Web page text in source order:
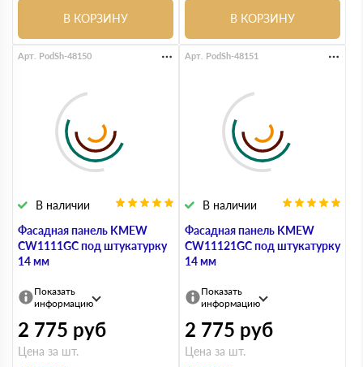
В КОРЗИНУ В КОРЗИНУ
Фасадная панель KMEW
CW1111GC под штукатурку
14 мм
В наличии
Арт. PodSh-48150
Показать
информацию
2 775 руб
Цена за шт.
Фасадная панель KMEW
CW11121GC под штукатурку
14 мм
В наличии
Арт. PodSh-48151
Показать
информацию
2 775 руб
Цена за шт.